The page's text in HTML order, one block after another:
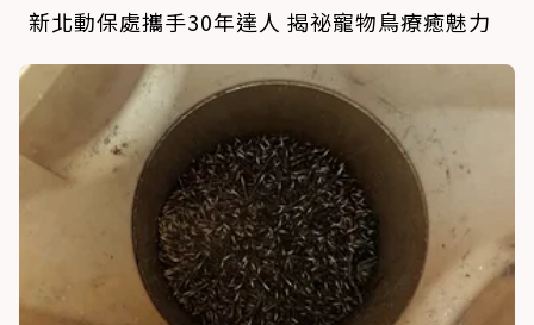
新北動保處攜手30年達人 揭祕寵物鳥療癒魅力